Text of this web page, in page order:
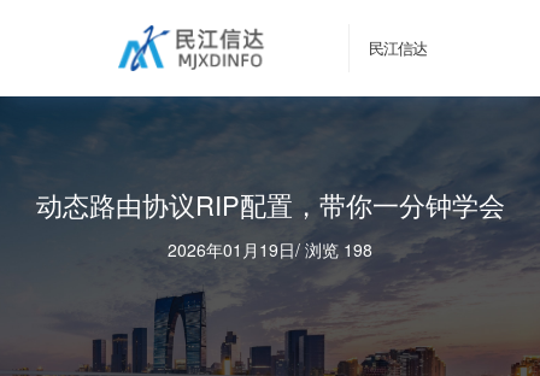
民江信达
动态路由协议RIP配置，带你一分钟学会
2026年01月19日/ 浏览 198